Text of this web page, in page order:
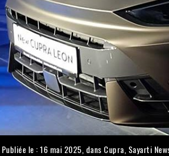
Publiée le : 16 mai 2025, dans Cupra Sayarti